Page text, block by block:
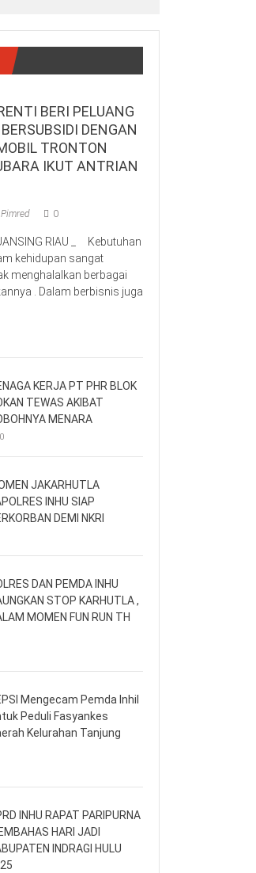
BERI PELUANG
DENGAN
TRONTON
IKUT ANTRIAN
Pimred 0
RIAU _ Kebutuhan
kehidupan sangat
menghalalkan berbagai
. Dalam berbisnis juga
KERJA PT PHR BLOK
TEWAS AKIBAT
MENARA
0
JAKARHUTLA
INHU SIAP
DEMI NKRI
DAN PEMDA INHU
STOP KARHUTLA ,
MOMEN FUN RUN TH
Mengecam Pemda Inhil
Peduli Fasyankes
Kelurahan Tanjung
INHU RAPAT PARIPURNA
HARI JADI
INDRAGI HULU